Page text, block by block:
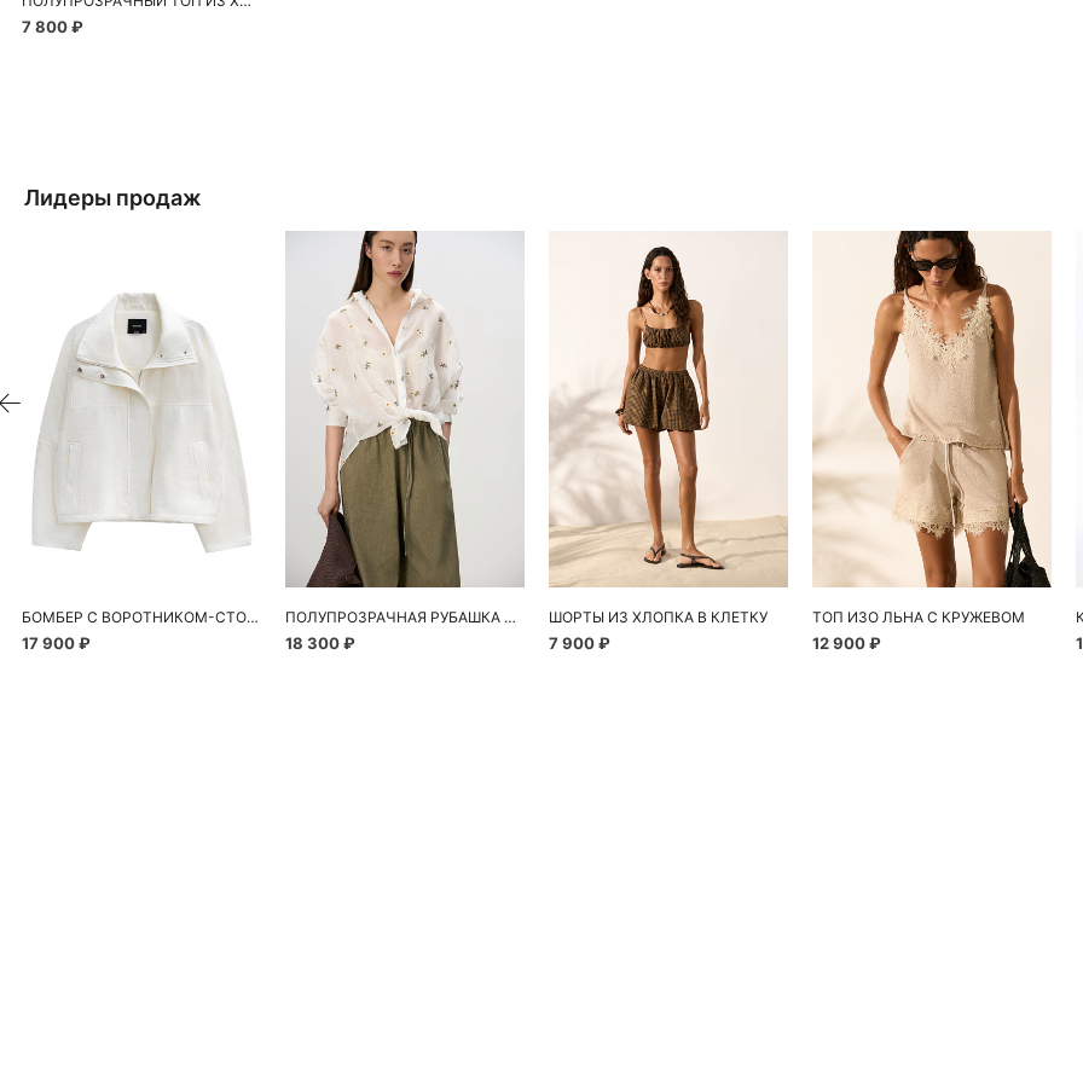
7 800 ₽
Лидеры продаж
БОМБЕР С ВОРОТНИКОМ-СТОЙКОЙ
17 900 ₽
ПОЛУПРОЗРАЧНАЯ РУБАШКА С РОМАШКАМИ
18 300 ₽
ШОРТЫ ИЗ ХЛОПКА В КЛЕТКУ
7 900 ₽
ТОП ИЗО ЛЬНА С КРУЖЕВОМ
12 900 ₽